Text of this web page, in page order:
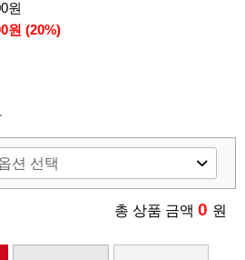
원
원 (20%)
총 상품 금액 0 원